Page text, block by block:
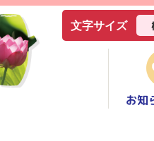
文字サイズ
お知